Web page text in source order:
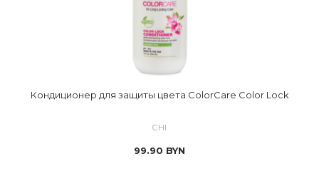
Кондиционер для защиты цвета ColorCare Color Lock
CHI
99.90 BYN